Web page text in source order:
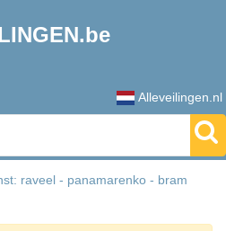
Alleveilingen.nl
raveel - panamarenko - bram